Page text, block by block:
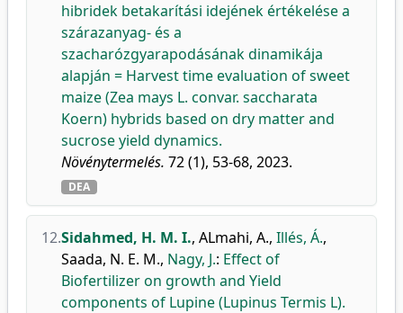
hibridek betakarítási idejének értékelése a
szárazanyag- és a
szacharózgyarapodásának dinamikája
alapján = Harvest time evaluation of sweet
maize (Zea mays L. convar. saccharata
Koern) hybrids based on dry matter and
sucrose yield dynamics.
Növénytermelés. 72 (1), 53-68, 2023.
DEA
12.Sidahmed, H. M. I., ALmahi, A., Illés, Á.,
Saada, N. E. M., Nagy, J.: Effect of
Biofertilizer on growth and Yield
components of Lupine (Lupinus Termis L).